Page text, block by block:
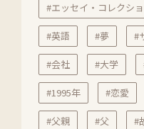
#エッセイ・コレクシ
#英語 #夢 #
#会社 #大学
#1995年 #恋愛
#父親 #父 #